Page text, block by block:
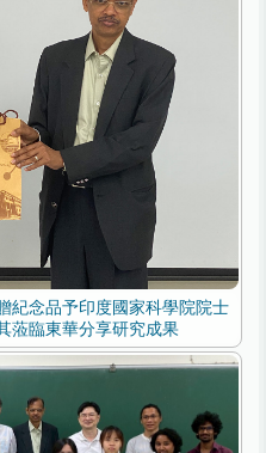
紀念品予印度國家科學院院士
蒞臨東華分享研究成果